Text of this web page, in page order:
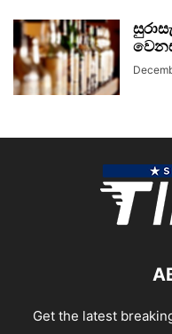
Get the latest